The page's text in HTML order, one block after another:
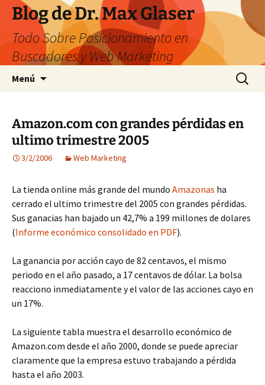
Saltar
contenido
Blog de Dr. Max Glaser
Todo Sobre Posicionamiento en
Buscadores y Web Marketing
Menú Buscar:
Amazon.com con grandes pérdidas en
ultimo trimestre 2005
3/2/2006 Web Marketing
La tienda online más grande del mundo Amazonas ha
cerrado el ultimo trimestre del 2005 con grandes pérdidas.
Sus ganacias han bajado un 42,7% a 199 millones de dolares
(Informe económico consolidado en PDF).
La ganancia por acción cayo de 82 centavos, el mismo
periodo en el año pasado, a 17 centavos de dólar. La bolsa
reacciono inmediatamente y el valor de las acciones cayo en
un 17%.
La siguiente tabla muestra el desarrollo económico de
Amazon.com desde el año 2000, donde se puede apreciar
claramente que la empresa estuvo trabajando a pérdida
hasta el año 2003.